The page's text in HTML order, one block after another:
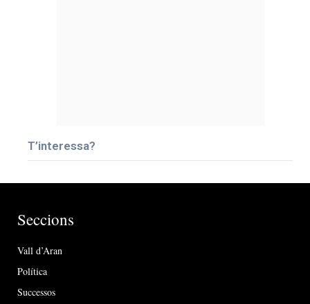
T’interessa?
Seccions
Vall d’Aran
Política
Successos